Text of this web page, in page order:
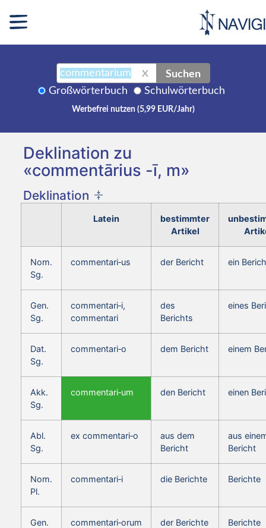
X Suchen
Großwörterbuch Schulwörterbuch
Werbefrei nutzen (5,99 EUR/Jahr)
Deklination zu
«commentārius -ī, m»
Deklination
Latein
bestimmter
Artikel
Nom.
Sg.
commentari‑us der Bericht ein
Gen.
Sg.
commentari‑i,
commentari
des
Berichts
eines
Dat.
Sg.
commentari‑o dem Bericht einem
Akk.
Sg.
commentari‑um den Bericht einen
Abl.
Sg.
ex commentari‑o
aus dem
Bericht
aus
Bericht
Nom.
Pl.
commentari‑i die Berichte Berichte
Gen.
commentari‑orum der Berichte Berichte